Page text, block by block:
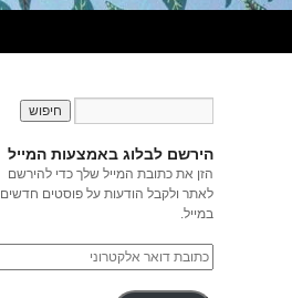
הירשם לבלוג באמצעות המייל
הזן את כתובת המייל שלך כדי להירשם
לאתר ולקבל הודעות על פוסטים חדשים
במייל.